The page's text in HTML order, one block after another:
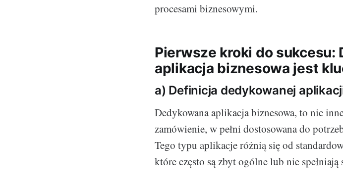
procesami biznesowymi.
Pierwsze kroki do sukcesu:
aplikacja biznesowa jest
a) Definicja dedykowanej
Dedykowana aplikacja biznesowa, to nic
zamówienie, w pełni dostosowana do
Tego typu aplikacje różnią się od
które często są zbyt ogólne lub nie